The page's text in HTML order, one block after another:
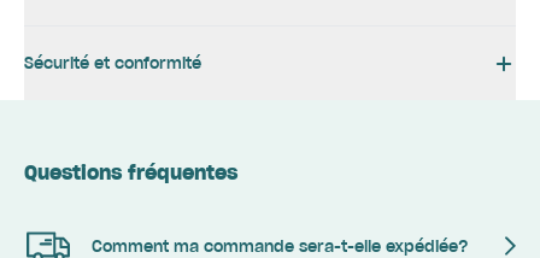
Sécurité et conformité
Questions fréquentes
Comment ma commande sera-t-elle expédiée?